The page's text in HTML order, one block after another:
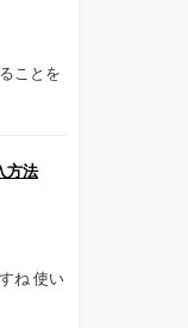
ことを
方法
ね 使い